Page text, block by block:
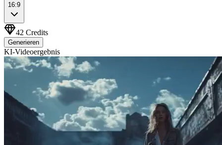
16:9
42 Credits
Generieren
KI-Videoergebnis